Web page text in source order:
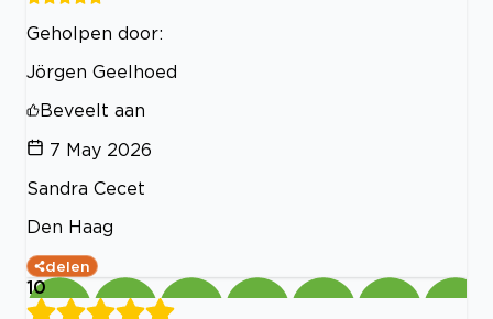
Geholpen door:
Jörgen Geelhoed
Beveelt aan
7 May 2026
Sandra Cecet
Den Haag
delen
10